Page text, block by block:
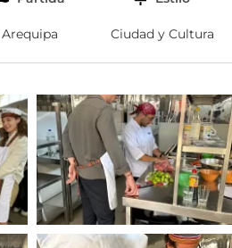
Arequipa Ciudad y Cultura